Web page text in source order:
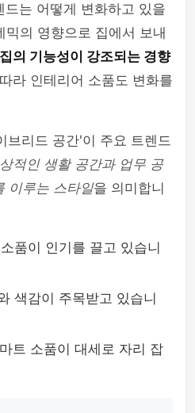
는 어떻게 변화하고 있을
의 영향으로 집에서 보내
집의 기능성이 강조되는 경향
라 인테리어 소품도 변화를
브리드 공간'이 주요 트렌드
적인 생활 공간과 업무 공
이루는 스타일을 의미합니
품이 인기를 끌고 있습니
색감이 주목받고 있습니
트 소품이 대세로 자리 잡